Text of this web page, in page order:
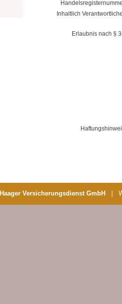
Inhaltlich
Erlaubnis nach §
Haager Versicherungsdienst GmbH |